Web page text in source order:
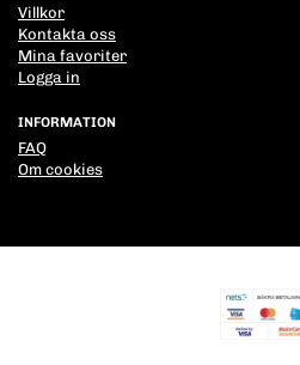
Villkor
Kontakta oss
Mina favoriter
Logga in
INFORMATION
FAQ
Om cookies